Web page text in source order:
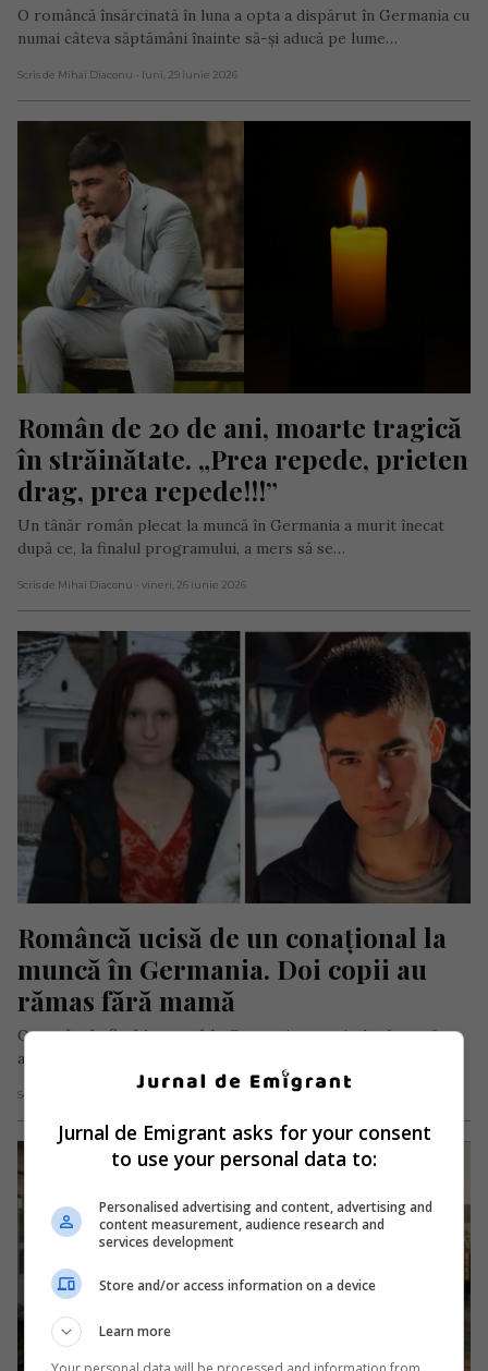
O româncă însărcinată în luna a opta a dispărut în Germania cu
numai câteva săptămâni înainte să-și aducă pe lume…
Scris de Mihai Diaconu - luni, 29 iunie 2026
Român de 20 de ani, moarte tragică
în străinătate. „Prea repede, prieten
drag, prea repede!!!”
Un tânăr român plecat la muncă în Germania a murit înecat
după ce, la finalul programului, a mers să se…
Scris de Mihai Diaconu - vineri, 26 iunie 2026
Româncă ucisă de un conațional la
muncă în Germania. Doi copii au
rămas fără mamă
O româncă aflată la muncă în Germania a murit după ce a fost
atacată cu un cuțit în spațiul de…
Scris de Mihai Diaconu
Jurnal de Emigrant asks for your consent
to use your personal data to:
Personalised advertising and content, advertising and
content measurement, audience research and
services development
Store and/or access information on a device
Learn more